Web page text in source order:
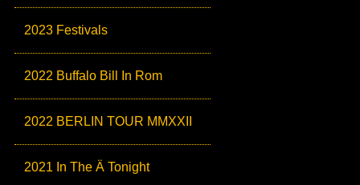
2023 Festivals
2022 Buffalo Bill In Rom
2022 BERLIN TOUR MMXXII
2021 In The Ä Tonight